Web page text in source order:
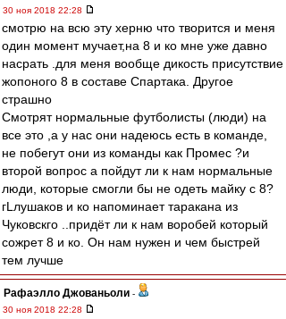
30 ноя 2018 22:28
смотрю на всю эту херню что творится и меня
один момент мучает,на 8 и ко мне уже давно
насрать .для меня вообще дикость присутствие
жопоного 8 в составе Спартака. Другое
страшно
Смотрят нормальные футболисты (люди) на
все это ,а у нас они надеюсь есть в команде,
не побегут они из команды как Промес ?и
второй вопрос а пойдут ли к нам нормальные
люди, которые смогли бы не одеть майку с 8?
гLлушаков и ко напоминает таракана из
Чуковскго ..придёт ли к нам воробей который
сожрет 8 и ко. Он нам нужен и чем быстрей
тем лучше
Рафаэлло Джованьоли -
30 ноя 2018 22:28